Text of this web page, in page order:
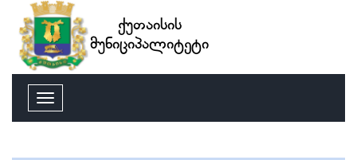
ქუთაისის
მუნიციპალიტეტი